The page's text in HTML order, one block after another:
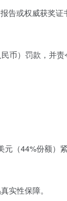
告或权威获奖证
币）罚款，并责
元（44%份额）
实性保障。